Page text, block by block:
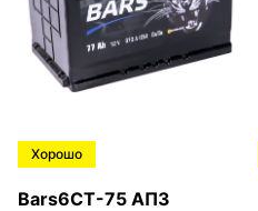
Хорошо
Bars6СТ-75 АПЗ